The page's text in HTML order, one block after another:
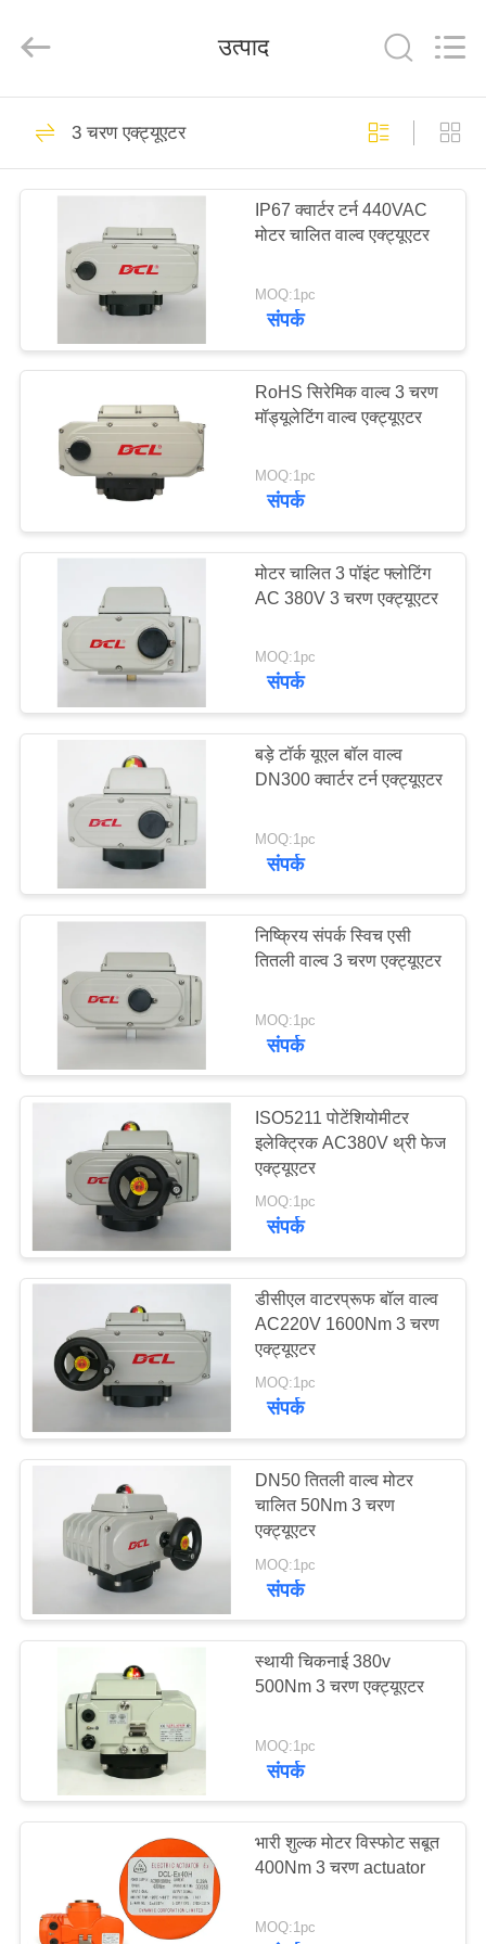
उत्पाद
दिखाएँ
हमारे
यात्रा
गुणवत्ता
नियंत्रण
हमसे
बोली
अनुरोध
文
साइटमैप
PRIVACY
POLICY
Limited.
क्वार्टर टर्न एक्ट्यूएटर
मल्टी टर्न एक्ट्यूएटर
27
विस्फोट-प्रूफ इलेक्ट्रिक
एक्ट्यूएटर
92
स्मार्ट इलेक्ट्रिक
एक्ट्यूएटर
कॉम्पैक्ट एक्ट्यूएटर
विफलता सुरक्षित विद्युत
एक्ट्यूएटर
19
विद्युत तितली वाल्व
विद्युत संचालित गेंद वाल्व
उत्पाद
3 चरण एक्ट्यूएटर
IP67 क्वार्टर टर्न 440VAC
मोटर चालित वाल्व एक्ट्यूएटर
MOQ:1pc
संपर्क
RoHS सिरेमिक वाल्व 3 चरण
मॉड्यूलेटिंग वाल्व एक्ट्यूएटर
MOQ:1pc
संपर्क
मोटर चालित 3 पॉइंट फ्लोटिंग
AC 380V 3 चरण एक्ट्यूएटर
MOQ:1pc
संपर्क
बड़े टॉर्क यूएल बॉल वाल्व
DN300 क्वार्टर टर्न एक्ट्यूएटर
MOQ:1pc
संपर्क
निष्क्रिय संपर्क स्विच एसी
तितली वाल्व 3 चरण एक्ट्यूएटर
MOQ:1pc
संपर्क
ISO5211 पोटेंशियोमीटर
इलेक्ट्रिक AC380V थ्री फेज
एक्ट्यूएटर
MOQ:1pc
संपर्क
डीसीएल वाटरप्रूफ बॉल वाल्व
AC220V 1600Nm 3 चरण
एक्ट्यूएटर
MOQ:1pc
संपर्क
DN50 तितली वाल्व मोटर
चालित 50Nm 3 चरण
एक्ट्यूएटर
MOQ:1pc
संपर्क
स्थायी चिकनाई 380v
500Nm 3 चरण एक्ट्यूएटर
MOQ:1pc
संपर्क
भारी शुल्क मोटर विस्फोट सबूत
400Nm 3 चरण actuator
MOQ:1pc